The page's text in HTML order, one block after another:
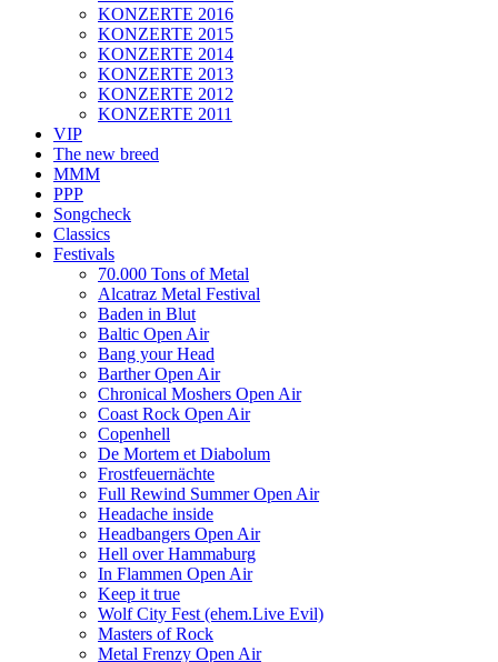
KONZERTE 2016
KONZERTE 2015
KONZERTE 2014
KONZERTE 2013
KONZERTE 2012
KONZERTE 2011
VIP
The new breed
MMM
PPP
Songcheck
Classics
Festivals
70.000 Tons of Metal
Alcatraz Metal Festival
Baden in Blut
Baltic Open Air
Bang your Head
Barther Open Air
Chronical Moshers Open Air
Coast Rock Open Air
Copenhell
De Mortem et Diabolum
Frostfeuernächte
Full Rewind Summer Open Air
Headache inside
Headbangers Open Air
Hell over Hammaburg
In Flammen Open Air
Keep it true
Wolf City Fest (ehem.Live Evil)
Masters of Rock
Metal Frenzy Open Air